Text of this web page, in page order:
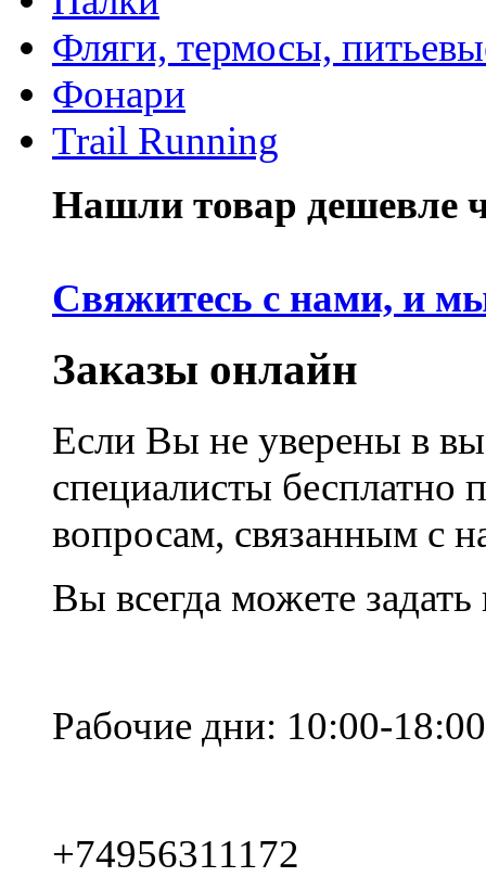
Фляги, термосы,
Фонари
Trail Running
Нашли товар дешевле
Свяжитесь с нами, и
Заказы онлайн
Если Вы не уверены в
специалисты
вопросам, связанным с
Вы всегда можете
Рабочие дни: 10:00-18:00
+74956311172